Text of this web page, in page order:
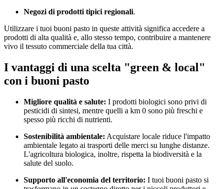
Negozi di prodotti tipici regionali.
Utilizzare i tuoi buoni pasto in queste attività significa accedere a
prodotti di alta qualità e, allo stesso tempo, contribuire a mantenere
vivo il tessuto commerciale della tua città.
I vantaggi di una scelta "green & local"
con i buoni pasto
Migliore qualità e salute: I prodotti biologici sono privi di
pesticidi di sintesi, mentre quelli a km 0 sono più freschi e
spesso più ricchi di nutrienti.
Sostenibilità ambientale: Acquistare locale riduce l'impatto
ambientale legato ai trasporti delle merci su lunghe distanze.
L'agricoltura biologica, inoltre, rispetta la biodiversità e la
salute del suolo.
Supporto all'economia del territorio: I tuoi buoni pasto si